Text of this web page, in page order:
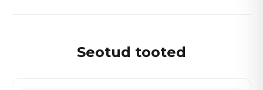
Seotud tooted